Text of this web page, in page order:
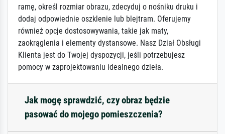
ramę, określ rozmiar obrazu, zdecyduj o nośniku druku i
dodaj odpowiednie oszklenie lub blejtram. Oferujemy
również opcje dostosowywania, takie jak maty,
zaokrąglenia i elementy dystansowe. Nasz Dział Obsługi
Klienta jest do Twojej dyspozycji, jeśli potrzebujesz
pomocy w zaprojektowaniu idealnego dzieła.
Jak mogę sprawdzić, czy obraz będzie
pasować do mojego pomieszczenia?